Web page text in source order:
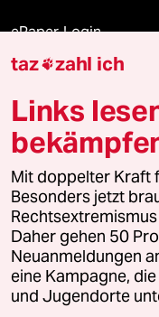
ePaper Login
Downloads für
© 2026 taz Verlags
Alle Rechte vorbehalten.
wenden Sie sich bitte an
Feedback
Leitlinie Informant
taz zahl ich
Links
Mit doppelter Kraft
Besonders jetzt
Daher gehen 50
Neuanmeldungen
eine Kampagne,
und Jugendorte